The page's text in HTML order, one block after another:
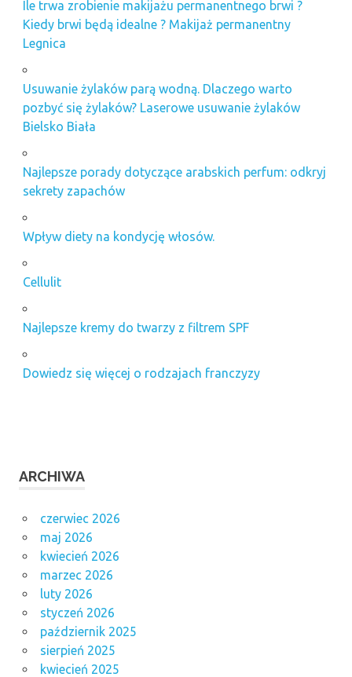
Ile trwa zrobienie makijażu permanentnego brwi ?
Kiedy brwi będą idealne ? Makijaż permanentny
Legnica
Usuwanie żylaków parą wodną. Dlaczego warto
pozbyć się żylaków? Laserowe usuwanie żylaków
Bielsko Biała
Najlepsze porady dotyczące arabskich perfum: odkryj
sekrety zapachów
Wpływ diety na kondycję włosów.
Cellulit
Najlepsze kremy do twarzy z filtrem SPF
Dowiedz się więcej o rodzajach franczyzy
ARCHIWA
czerwiec 2026
maj 2026
kwiecień 2026
marzec 2026
luty 2026
styczeń 2026
październik 2025
sierpień 2025
kwiecień 2025